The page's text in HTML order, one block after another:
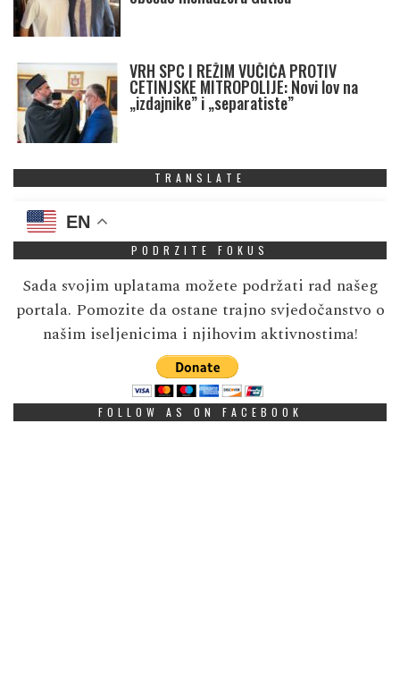
VRH SPC I REŽIM VUČIĆA PROTIV
CETINJSKE MITROPOLIJE: Novi lov na
„izdajnike” i „separatiste”
TRANSLATE
EN
PODRZITE FOKUS
Sada svojim uplatama možete podržati rad našeg
portala. Pomozite da ostane trajno svjedočanstvo o
našim iseljenicima i njihovim aktivnostima!
FOLLOW AS ON FACEBOOK